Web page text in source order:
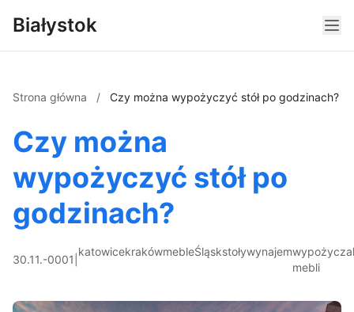
Białystok
Strona główna / Czy można wypożyczyć stół po godzinach?
Czy można
wypożyczyć stół po
godzinach?
30.11.-0001
katowicekrakówmebleŚląskstoływynajem
mebli